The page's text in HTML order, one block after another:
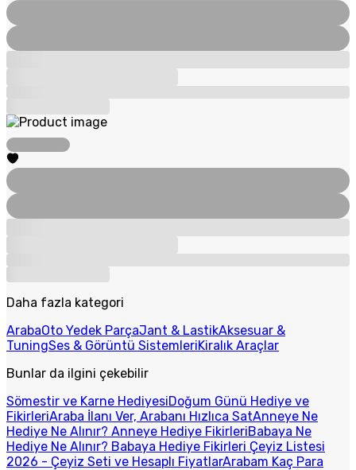
Daha fazla kategori
ArabaOto Yedek ParçaJant & LastikAksesuar &
TuningSes & Görüntü SistemleriKiralık Araçlar
Bunlar da ilgini çekebilir
Sömestir ve Karne HediyesiDoğum Günü Hediye ve
FikirleriAraba İlanı Ver, Arabanı Hızlıca SatAnneye Ne
Hediye Ne Alınır? Anneye Hediye FikirleriBabaya Ne
Hediye Ne Alınır? Babaya Hediye Fikirleri Çeyiz Listesi
2026 - Çeyiz Seti ve Hesaplı FiyatlarArabam Kaç Para